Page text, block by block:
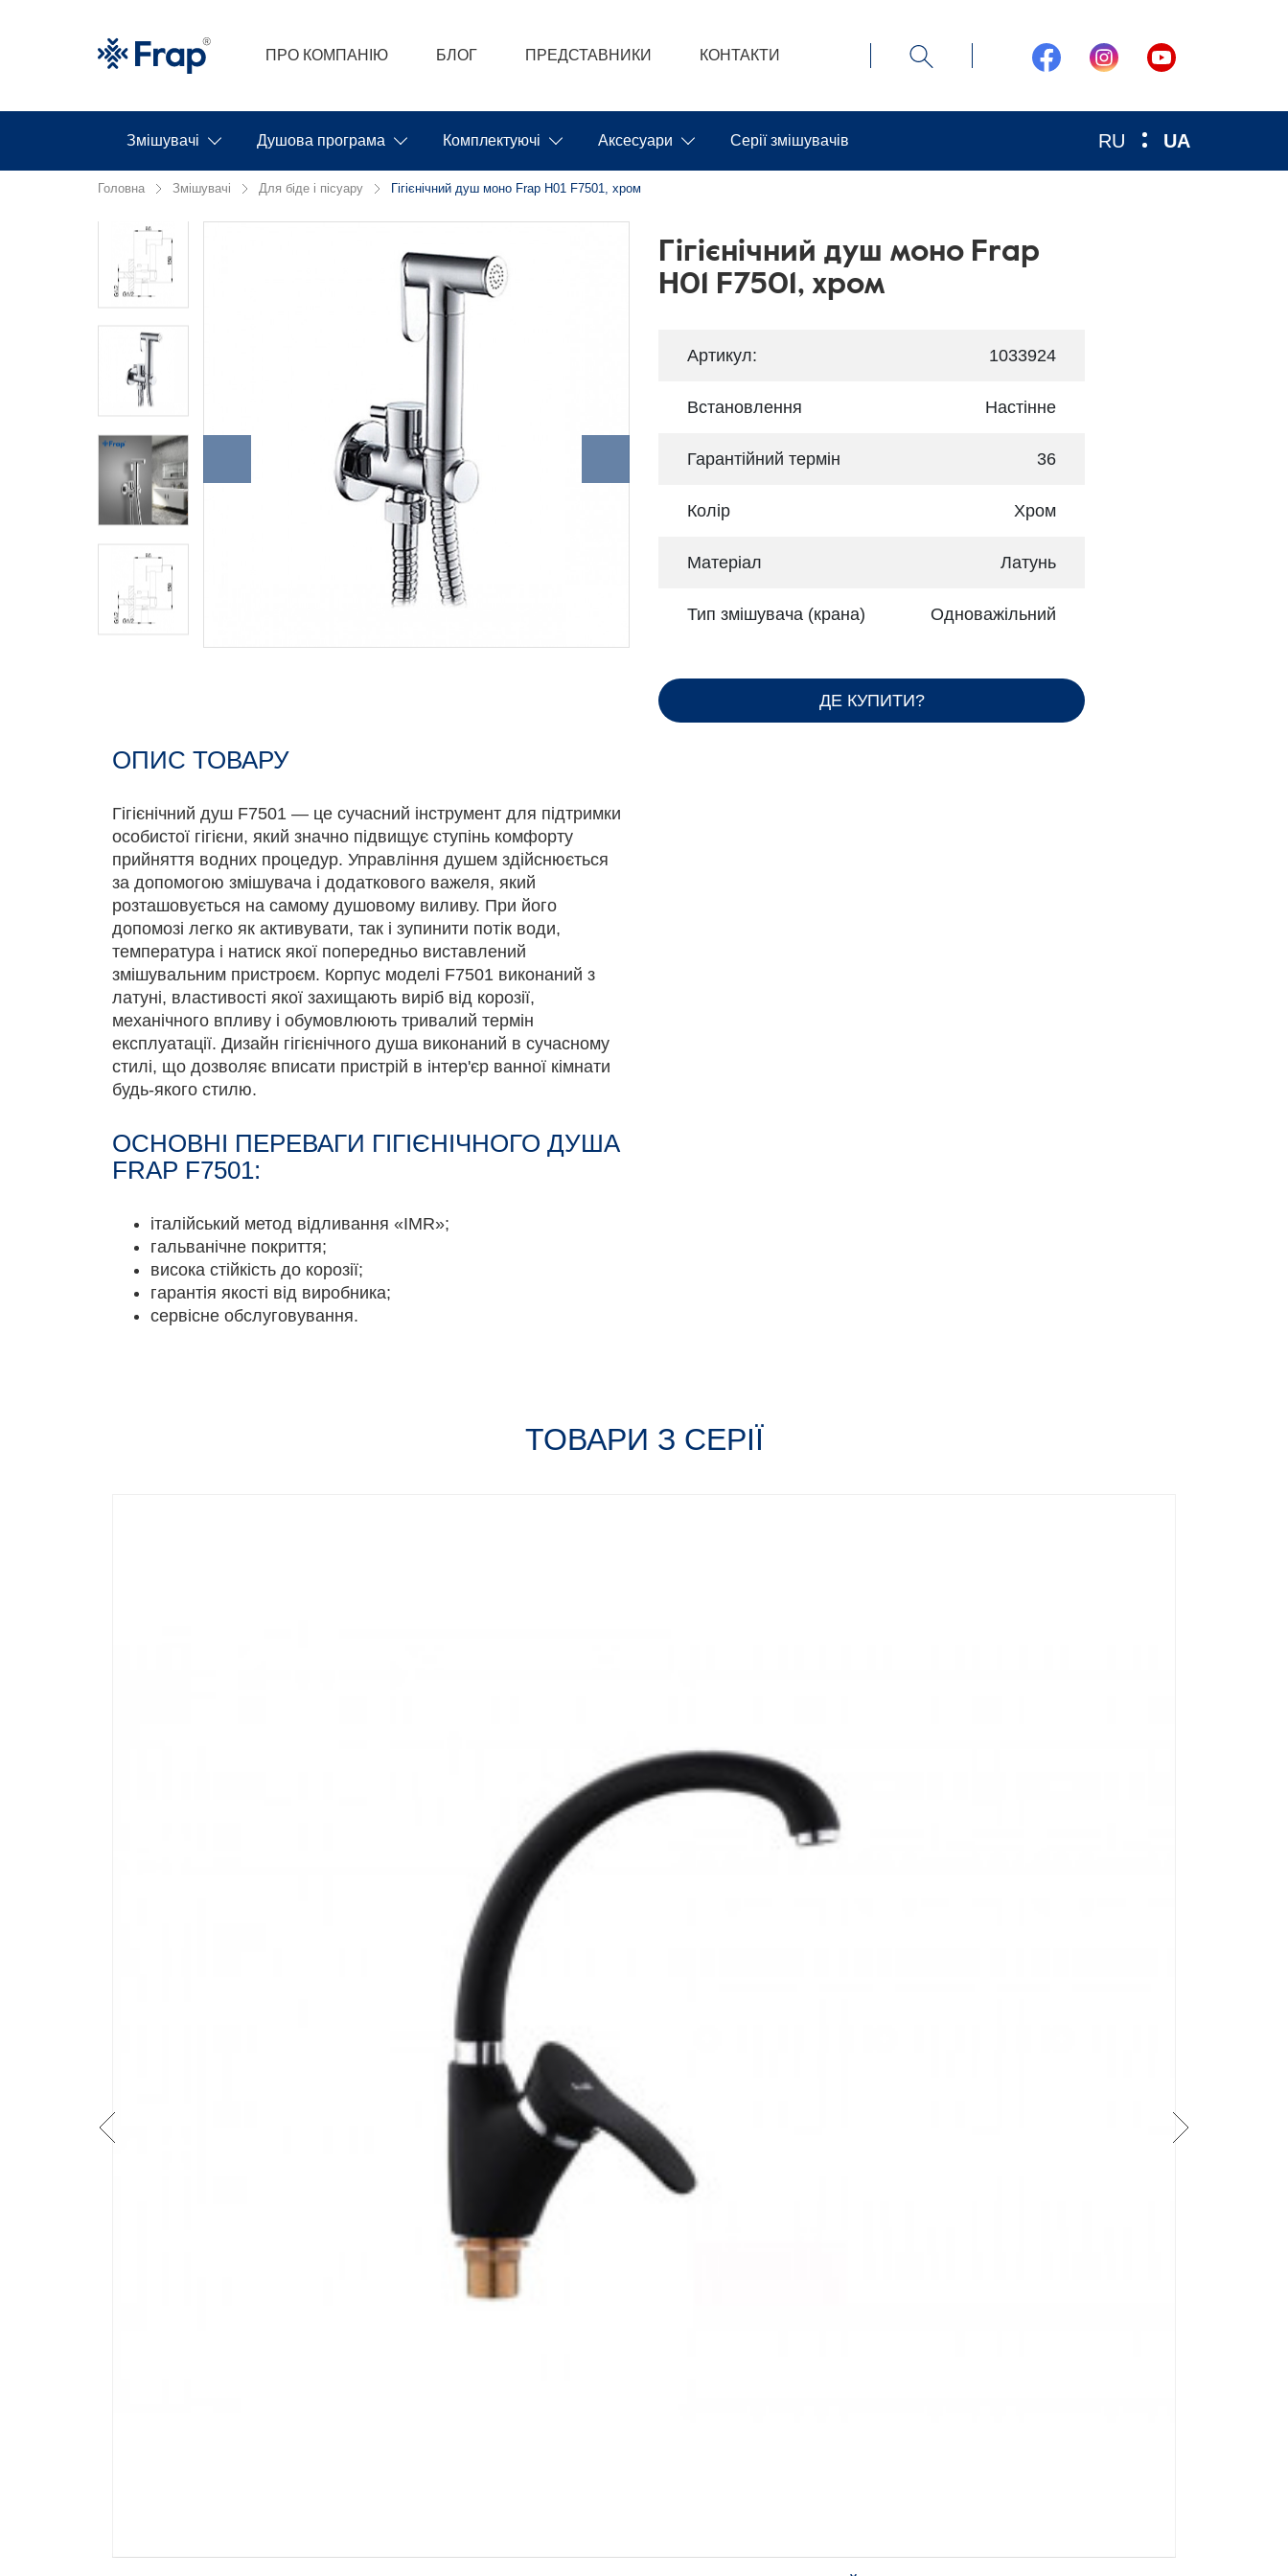
ПРО КОМПАНІЮ БЛОГ ПРЕДСТАВНИКИ КОНТАКТИ
RU UA
Змішувачі Душова програма Комплектуючі Аксесуари Серії змішувачів
Головна Змішувачі Для біде і пісуару Гігієнічний душ моно Frap H01 F7501, хром
ОПИС ТОВАРУ
Гігієнічний душ F7501 — це сучасний інструмент для підтримки
особистої гігієни, який значно підвищує ступінь комфорту
прийняття водних процедур. Управління душем здійснюється
за допомогою змішувача і додаткового важеля, який
розташовується на самому душовому виливу. При його
допомозі легко як активувати, так і зупинити потік води,
температура і натиск якої попередньо виставлений
змішувальним пристроєм. Корпус моделі F7501 виконаний з
латуні, властивості якої захищають виріб від корозії,
механічного впливу і обумовлюють тривалий термін
експлуатації. Дизайн гігієнічного душа виконаний в сучасному
стилі, що дозволяє вписати пристрій в інтер'єр ванної кімнати
будь-якого стилю.
ОСНОВНІ ПЕРЕВАГИ ГІГІЄНІЧНОГО ДУША
FRAP F7501:
італійський метод відливання «IMR»;
гальванічне покриття;
висока стійкість до корозії;
гарантія якості від виробника;
сервісне обслуговування.
Гігієнічний душ моно Frap
H01 F7501, хром
Артикул: 1033924
Встановлення Настінне
Гарантійний термін 36
Колір Хром
Матеріал Латунь
Тип змішувача (крана) Одноважільний
ДЕ КУПИТИ?
ТОВАРИ З СЕРІЇ